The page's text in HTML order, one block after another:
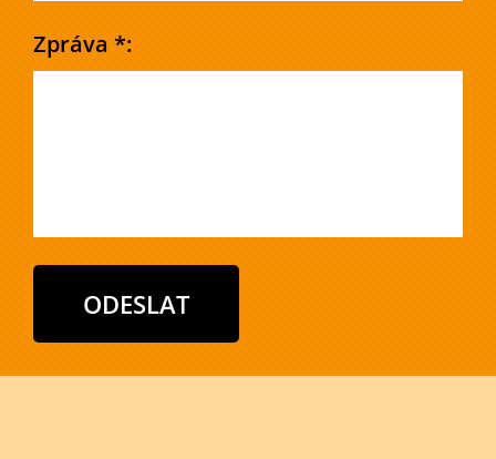
Zpráva *: